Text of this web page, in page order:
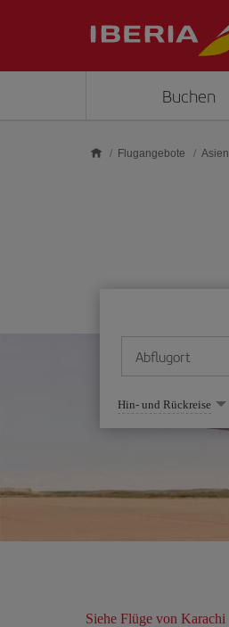
Buchen
Flugangebote Asien
Abflugort
Wählen
Sie
eine
Hin- und Rückreise
Siehe Flüge von Karachi